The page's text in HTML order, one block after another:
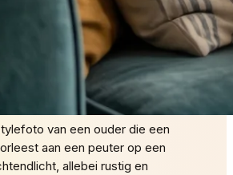
van een ouder die een
aan een peuter op een
allebei rustig en